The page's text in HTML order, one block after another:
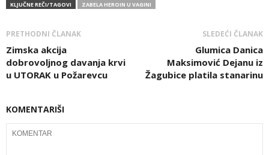
KLJUČNE REČI/TAGOVI ZABELA HEROIN U VAGINI
PRETHODNI ČLANAK
Zimska akcija
dobrovoljnog davanja krvi
u UTORAK u Požarevcu
SLEDEĆI ČLANAK
Glumica Danica
Maksimović Dejanu iz
Žagubice platila stanarinu
KOMENTARIŠI